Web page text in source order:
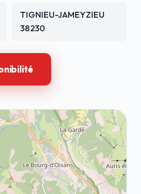
TIGNIEU-JAMEYZIEU
38230